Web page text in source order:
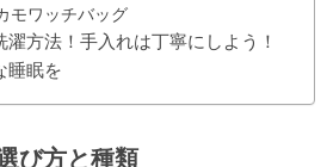
モワッチバッグ
方法！手入れは丁寧にしよう！
睡眠を
び方と種類